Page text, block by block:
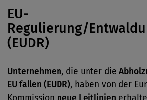
EU-
Regulierung/
(EUDR)
Unternehmen, die unter die
EU fallen (EUDR), haben von der
Kommission neue Leitlinien